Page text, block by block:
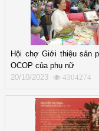
Hội chợ Giới thiệu sản
OCOP của phụ nữ
20/10/2023
4304274